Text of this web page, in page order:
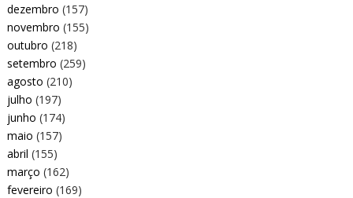
dezembro (157)
novembro (155)
outubro (218)
setembro (259)
agosto (210)
julho (197)
junho (174)
maio (157)
abril (155)
março (162)
fevereiro (169)